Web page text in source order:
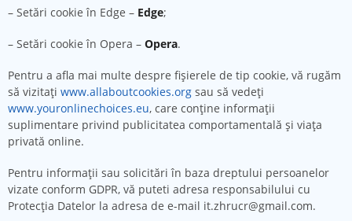
– Setări cookie în Edge – Edge;
– Setări cookie în Opera – Opera.
Pentru a afla mai multe despre fișierele de tip cookie, vă rugăm
să vizitați www.allaboutcookies.org sau să vedeți
www.youronlinechoices.eu, care conține informații
suplimentare privind publicitatea comportamentală și viața
privată online.
Pentru informații sau solicitări în baza dreptului persoanelor
vizate conform GDPR, vă puteti adresa responsabilului cu
Protecția Datelor la adresa de e-mail it.zhrucr@gmail.com.